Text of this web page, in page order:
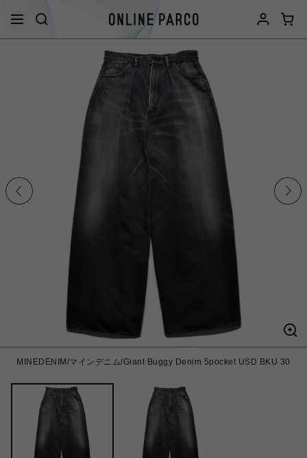
MINEDENIM/マインデニム/Giant Buggy Denim 5pocket USD BKU 30